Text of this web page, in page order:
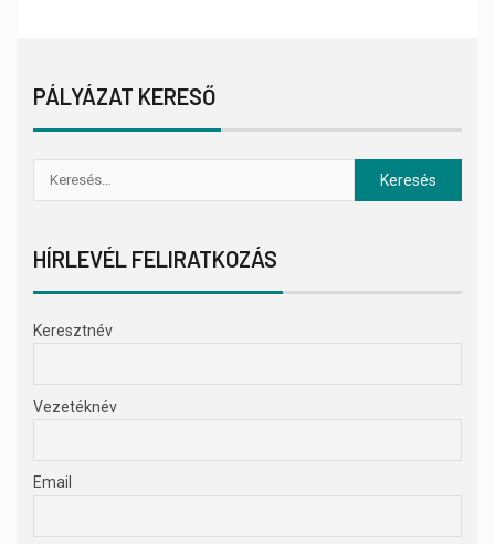
PÁLYÁZAT KERESŐ
HÍRLEVÉL FELIRATKOZÁS
Keresztnév
Vezetéknév
Email